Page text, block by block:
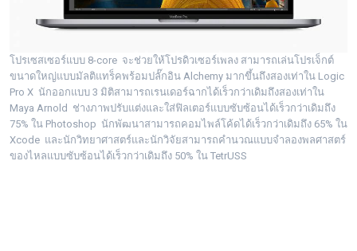
โปรเซสเซอร์แบบ 8-core จะช่วยให้โปรดิวเซอร์เพลง สามารถเล่นโปรเจ็กต์
ขนาดใหญ่แบบมัลติแทร็คพร้อมปลั๊กอิน Alchemy มากขึ้นถึงสองเท่าใน Logic
Pro X นักออกแบบ 3 มิติสามารถเรนเดอร์ฉากได้เร็วกว่าเดิมถึงสองเท่าใน
Maya Arnold ช่างภาพปรับแต่งและใส่ฟิลเตอร์แบบซับซ้อนได้เร็วกว่าเดิมถึง
75% ใน Photoshop นักพัฒนาสามารถคอมไพล์โค้ดได้เร็วกว่าเดิมถึง 65% ใน
Xcode และนักวิทยาศาสตร์และนักวิจัยสามารถคำนวณแบบจำลองพลศาสตร์
ของไหลแบบซับซ้อนได้เร็วกว่าเดิมถึง 50% ใน TetrUSS